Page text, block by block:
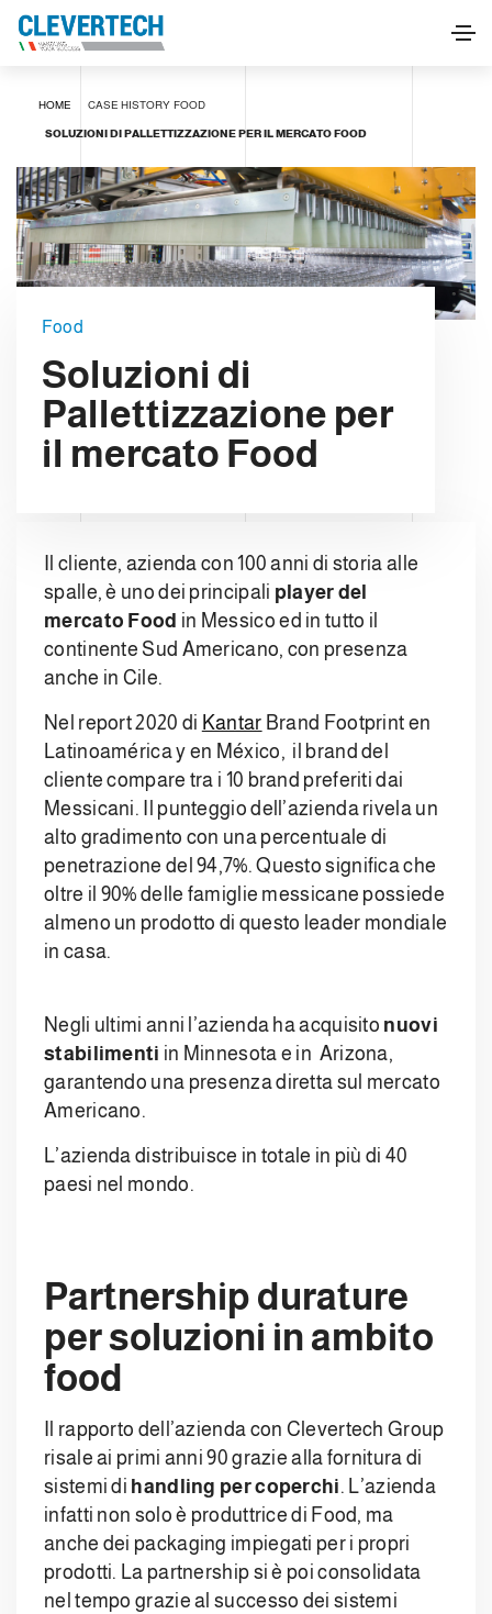
HOME CASE HISTORY FOOD
SOLUZIONI DI PALLETTIZZAZIONE PER IL MERCATO FOOD
Food
Soluzioni di
Pallettizzazione per
il mercato Food
Il cliente, azienda con 100 anni di storia alle
spalle, è uno dei principali player del
mercato Food in Messico ed in tutto il
continente Sud Americano, con presenza
anche in Cile.
Nel report 2020 di Kantar Brand Footprint en
Latinoamérica y en México, il brand del
cliente compare tra i 10 brand preferiti dai
Messicani. Il punteggio dell’azienda rivela un
alto gradimento con una percentuale di
penetrazione del 94,7%. Questo significa che
oltre il 90% delle famiglie messicane possiede
almeno un prodotto di questo leader mondiale
in casa.
Negli ultimi anni l’azienda ha acquisito nuovi
stabilimenti in Minnesota e in Arizona,
garantendo una presenza diretta sul mercato
Americano.
L’azienda distribuisce in totale in più di 40
paesi nel mondo.
Partnership durature
per soluzioni in ambito
food
Il rapporto dell’azienda con Clevertech Group
risale ai primi anni 90 grazie alla fornitura di
sistemi di handling per coperchi. L’azienda
infatti non solo è produttrice di Food, ma
anche dei packaging impiegati per i propri
prodotti. La partnership si è poi consolidata
nel tempo grazie al successo dei sistemi